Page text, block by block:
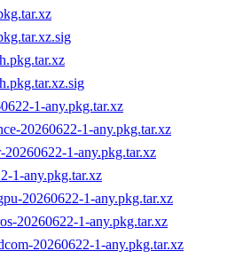
1-any.pkg.tar.xz
20260622-1-any.pkg.tar.xz
1-any.pkg.tar.xz
1-any.pkg.tar.xz
20260622-1-any.pkg.tar.xz
20260622-1-any.pkg.tar.xz
20260622-1-any.pkg.tar.xz